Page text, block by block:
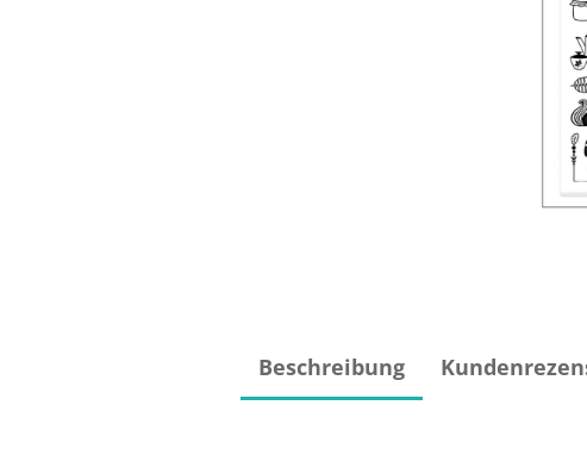
Beschreibung